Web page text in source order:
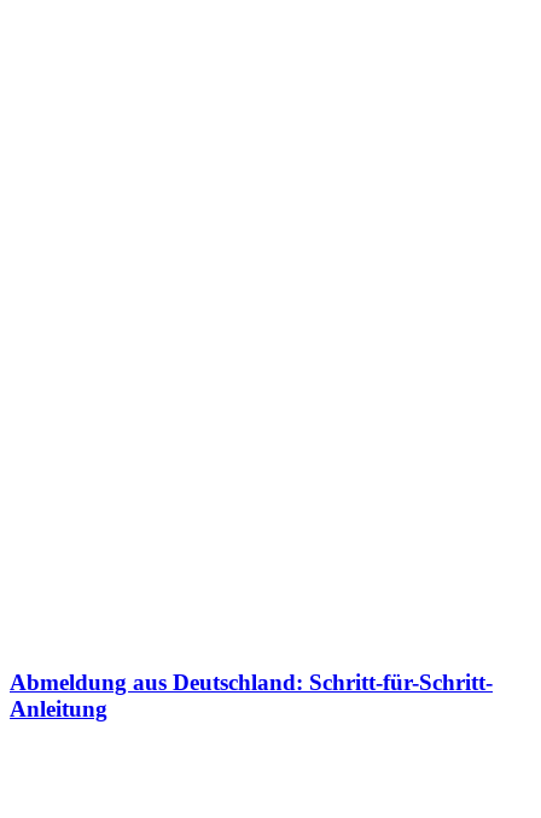
Abmeldung aus Deutschland: Schritt-für-Schritt-
Anleitung